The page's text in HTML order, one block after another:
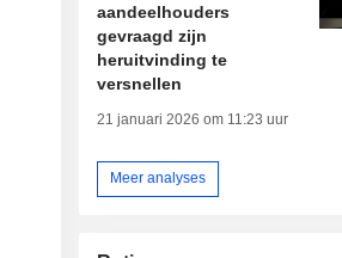
aandeelhouders
gevraagd zijn
heruitvinding te
versnellen
21 januari 2026 om 11:23 uur
Meer analyses